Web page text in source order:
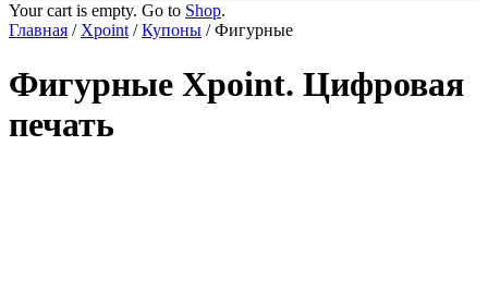
Your cart is empty. Go to Shop.
Главная / Xpoint /Купоны / Фигурные
Фигурные Xpoint. Цифровая
печать